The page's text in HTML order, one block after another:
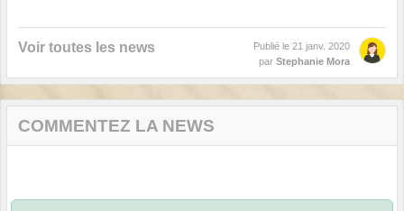
Voir toutes les news Publié le 21 janv. 2020
par Stephanie Mora
COMMENTEZ LA NEWS